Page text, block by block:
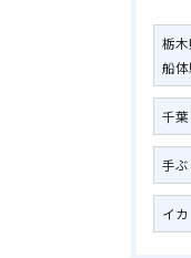
栃
船
千葉
手ぶ
イカ